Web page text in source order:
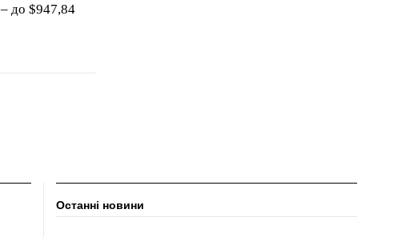
до $947,84
Останні новини